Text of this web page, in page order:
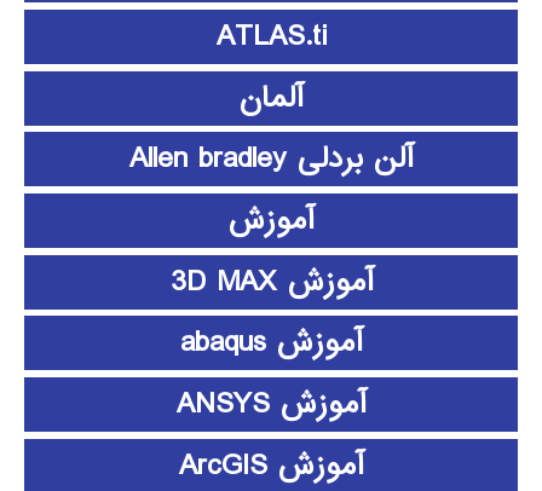
ATLAS.ti
آلمان
آلن بردلی Allen bradley
آموزش
آموزش 3D MAX
آموزش abaqus
آموزش ANSYS
آموزش ArcGIS